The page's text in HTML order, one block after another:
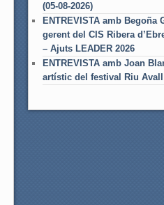
(05-08-2026)
ENTREVISTA amb Begoña
gerent del CIS Ribera
– Ajuts LEADER 2026
ENTREVISTA amb Joan
artístic del festival Riu Avall